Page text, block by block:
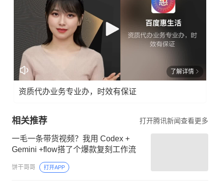
了解详情
资质代办业务专业办，时效有保证
相关推荐 打开腾讯新闻查看更多
一毛一条带货视频？我用 Codex +
Gemini +flow搭了个爆款复刻工作流
饼干哥哥 打开APP